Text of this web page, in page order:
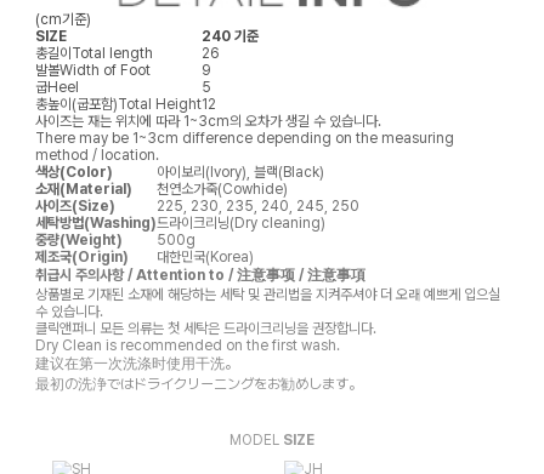
(cm기준)
SIZE
240 기준
총길이Total length
26
발볼Width of Foot
9
굽Heel
5
총높이(굽포함)Total Height12
사이즈는 재는 위치에 따라 1~3cm의 오차가 생길 수 있습니다.
There may be 1~3cm difference depending on the measuring
method / location.
색상(Color)
아이보리(Ivory), 블랙(Black)
소재(Material)
천연소가죽(Cowhide)
사이즈(Size)
225, 230, 235, 240, 245, 250
세탁방법(Washing)드라이크리닝(Dry cleaning)
중량(Weight)
500g
제조국(Origin)
대한민국(Korea)
취급시 주의사항 / Attention to / 注意事项 / 注意事項
상품별로 기재된 소재에 해당하는 세탁 및 관리법을 지켜주셔야 더 오래 예쁘게 입으실
수 있습니다.
클릭앤퍼니 모든 의류는 첫 세탁은 드라이크리닝을 권장합니다.
Dry Clean is recommended on the first wash.
建议在第一次洗涤时使用干洗。
最初の洗浄ではドライクリーニングをお勧めします。
MODEL SIZE